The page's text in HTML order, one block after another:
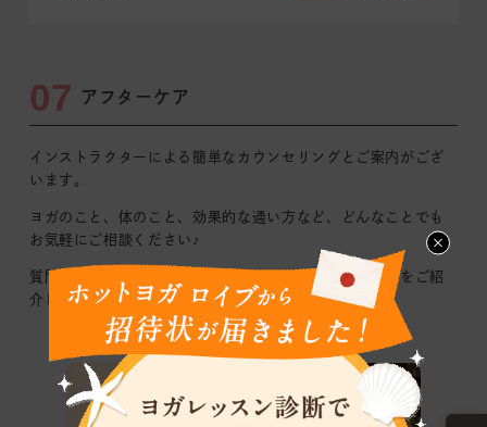
07 アフターケア
インストラクターによる簡単なカウンセリングとご案内がござ
います｡
ヨガのこと、体のこと、効果的な通い方など、どんなことでも
お気軽にご相談ください♪
質問やご感想を踏まえて、おすすめのレッスンや通い方をご紹
介します！